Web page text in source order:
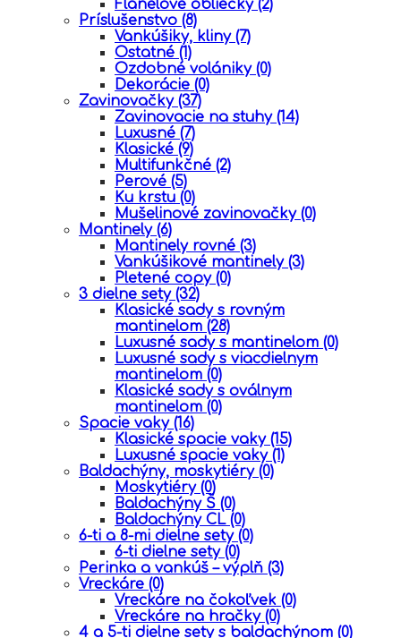
Flanelové obliečky (2)
Príslušenstvo (8)
Vankúšiky, kliny (7)
Ostatné (1)
Ozdobné volániky (0)
Dekorácie (0)
Zavinovačky (37)
Zavinovacie na stuhy (14)
Luxusné (7)
Klasické (9)
Multifunkčné (2)
Perové (5)
Ku krstu (0)
Mušelinové zavinovačky (0)
Mantinely (6)
Mantinely rovné (3)
Vankúšikové mantinely (3)
Pletené copy (0)
3 dielne sety (32)
Klasické sady s rovným
mantinelom (28)
Luxusné sady s mantinelom (0)
Luxusné sady s viacdielnym
mantinelom (0)
Klasické sady s oválnym
mantinelom (0)
Spacie vaky (16)
Klasické spacie vaky (15)
Luxusné spacie vaky (1)
Baldachýny, moskytiéry (0)
Moskytiéry (0)
Baldachýny Š (0)
Baldachýny CL (0)
6-ti a 8-mi dielne sety (0)
6-ti dielne sety (0)
Perinka a vankúš – výplň (3)
Vreckáre (0)
Vreckáre na čokoľvek (0)
Vreckáre na hračky (0)
4 a 5-ti dielne sety s baldachýnom (0)